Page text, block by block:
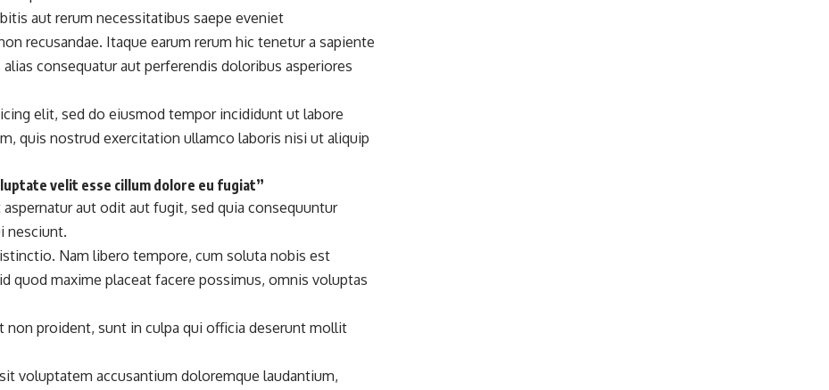
aut rerum necessitatibus saepe eveniet
recusandae. Itaque earum rerum hictenetur a sapiente
consequatur aut perferendis doloribus asperiores
elit, sed do eiusmod tempor incididunt ut labore
, quis nostrud exercitation ullamco laboris nisi ut aliquip
velit esse cillum dolore eu fugiat”
aut odit aut fugit, sed quia consequuntur
nesciunt.
Nam libero tempore, cum soluta nobis est
quod maxime placeat facere possimus, omnis voluptas
non proident, sunt in culpa qui officia deserunt mollit
voluptatem accusantium doloremque laudantium,